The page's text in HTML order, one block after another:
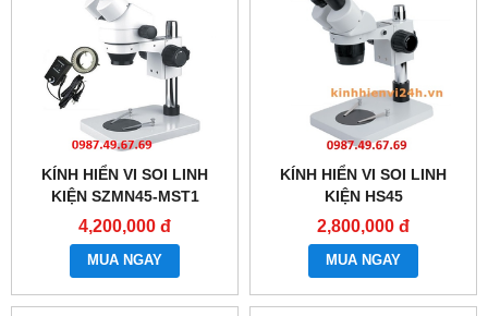
KÍNH HIỂN VI SOI LINH
KIỆN SZMN45-MST1
4,200,000 đ
MUA NGAY
KÍNH HIỂN VI SOI LINH
KIỆN HS45
2,800,000 đ
MUA NGAY